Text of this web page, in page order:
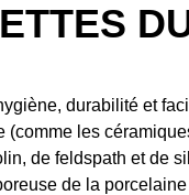
durabilité et
les
de feldspath et de
de la